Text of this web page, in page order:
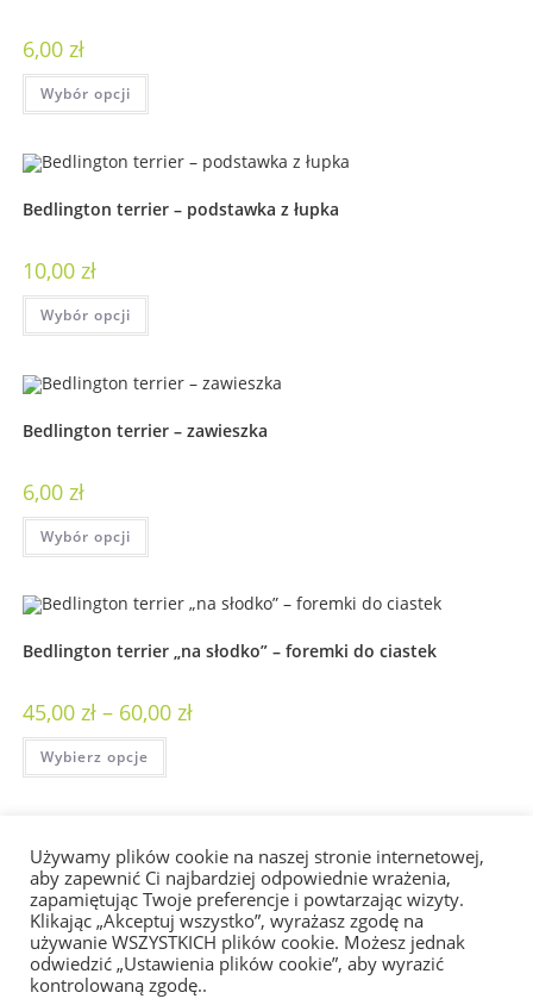
6,00 zł
Wybór opcji
Bedlington terrier – podstawka z łupka
10,00 zł
Wybór opcji
Bedlington terrier – zawieszka
6,00 zł
Wybór opcji
Bedlington terrier „na słodko” – foremki do ciastek
45,00 zł – 60,00 zł
Wybierz opcje
Bedlington terrier na poduszce
50,00zł
Wybór opcji
Używamy plików cookie na naszej stronie internetowej,
aby zapewnić Ci najbardziej odpowiednie wrażenia,
zapamiętując Twoje preferencje i powtarzając wizyty.
Klikając „Akceptuj wszystko”, wyrażasz zgodę na
używanie WSZYSTKICH plików cookie. Możesz jednak
odwiedzić „Ustawienia plików cookie”, aby wyrazić
kontrolowaną zgodę..